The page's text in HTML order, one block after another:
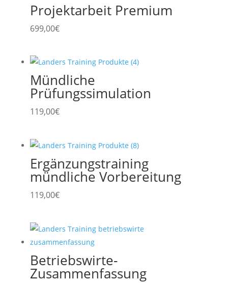
Projektarbeit Premium
699,00€
Mündliche
Prüfungssimulation
119,00€
Ergänzungstraining
mündliche Vorbereitung
119,00€
Betriebswirte-
Zusammenfassung